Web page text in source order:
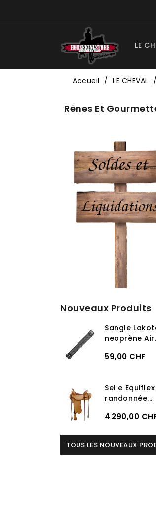
LE
Accueil LE CHEVAL
Rênes Et
Nouveaux Produits
Sangle
neoprène
59,00 CHF
Selle
randonnée...
4 290,00
TOUS LES NOUVEAUX